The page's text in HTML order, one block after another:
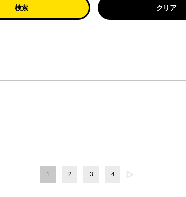
検索 クリア
1 2 3 4